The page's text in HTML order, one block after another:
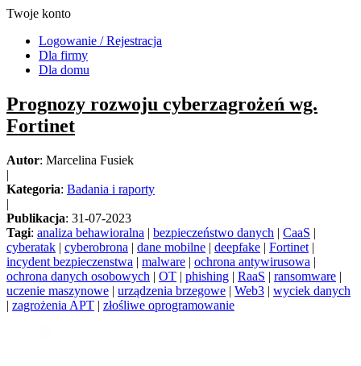
Twoje konto
Logowanie / Rejestracja
Dla firmy
Dla domu
Prognozy rozwoju cyberzagrożeń wg.
Fortinet
Autor: Marcelina Fusiek
|
Kategoria: Badania i raporty
|
Publikacja: 31-07-2023
Tagi: analiza behawioralna | bezpieczeństwo danych | CaaS |
cyberatak | cyberobrona | dane mobilne | deepfake | Fortinet |
incydent bezpieczenstwa | malware | ochrona antywirusowa |
ochrona danych osobowych | OT | phishing | RaaS | ransomware |
uczenie maszynowe | urządzenia brzegowe | Web3 | wyciek danych
| zagrożenia APT | złośliwe oprogramowanie